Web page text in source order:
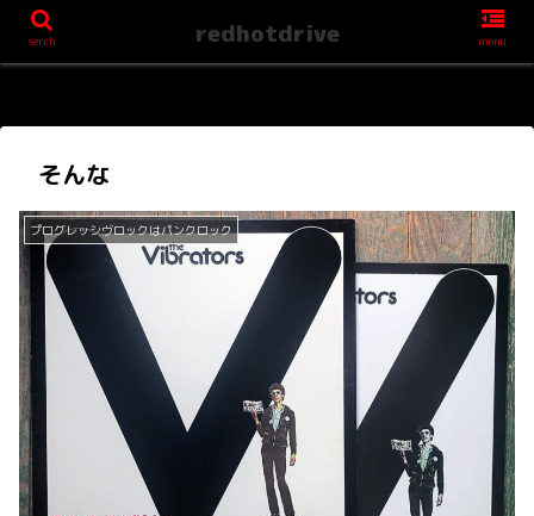
そんな
プログレッシヴロックはパンクロック
serch redhotdrive menu